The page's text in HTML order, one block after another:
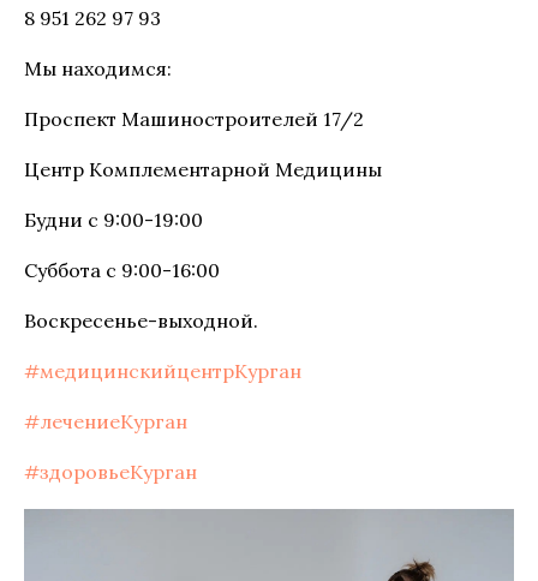
8 951 262 97 93
Мы находимся:
Проспект Машиностроителей 17/2
Центр Комплементарной Медицины
Будни с 9:00-19:00
Суббота с 9:00-16:00
Воскресенье-выходной.
#медицинскийцентрКурган
#лечениеКурган
#здоровьеКурган